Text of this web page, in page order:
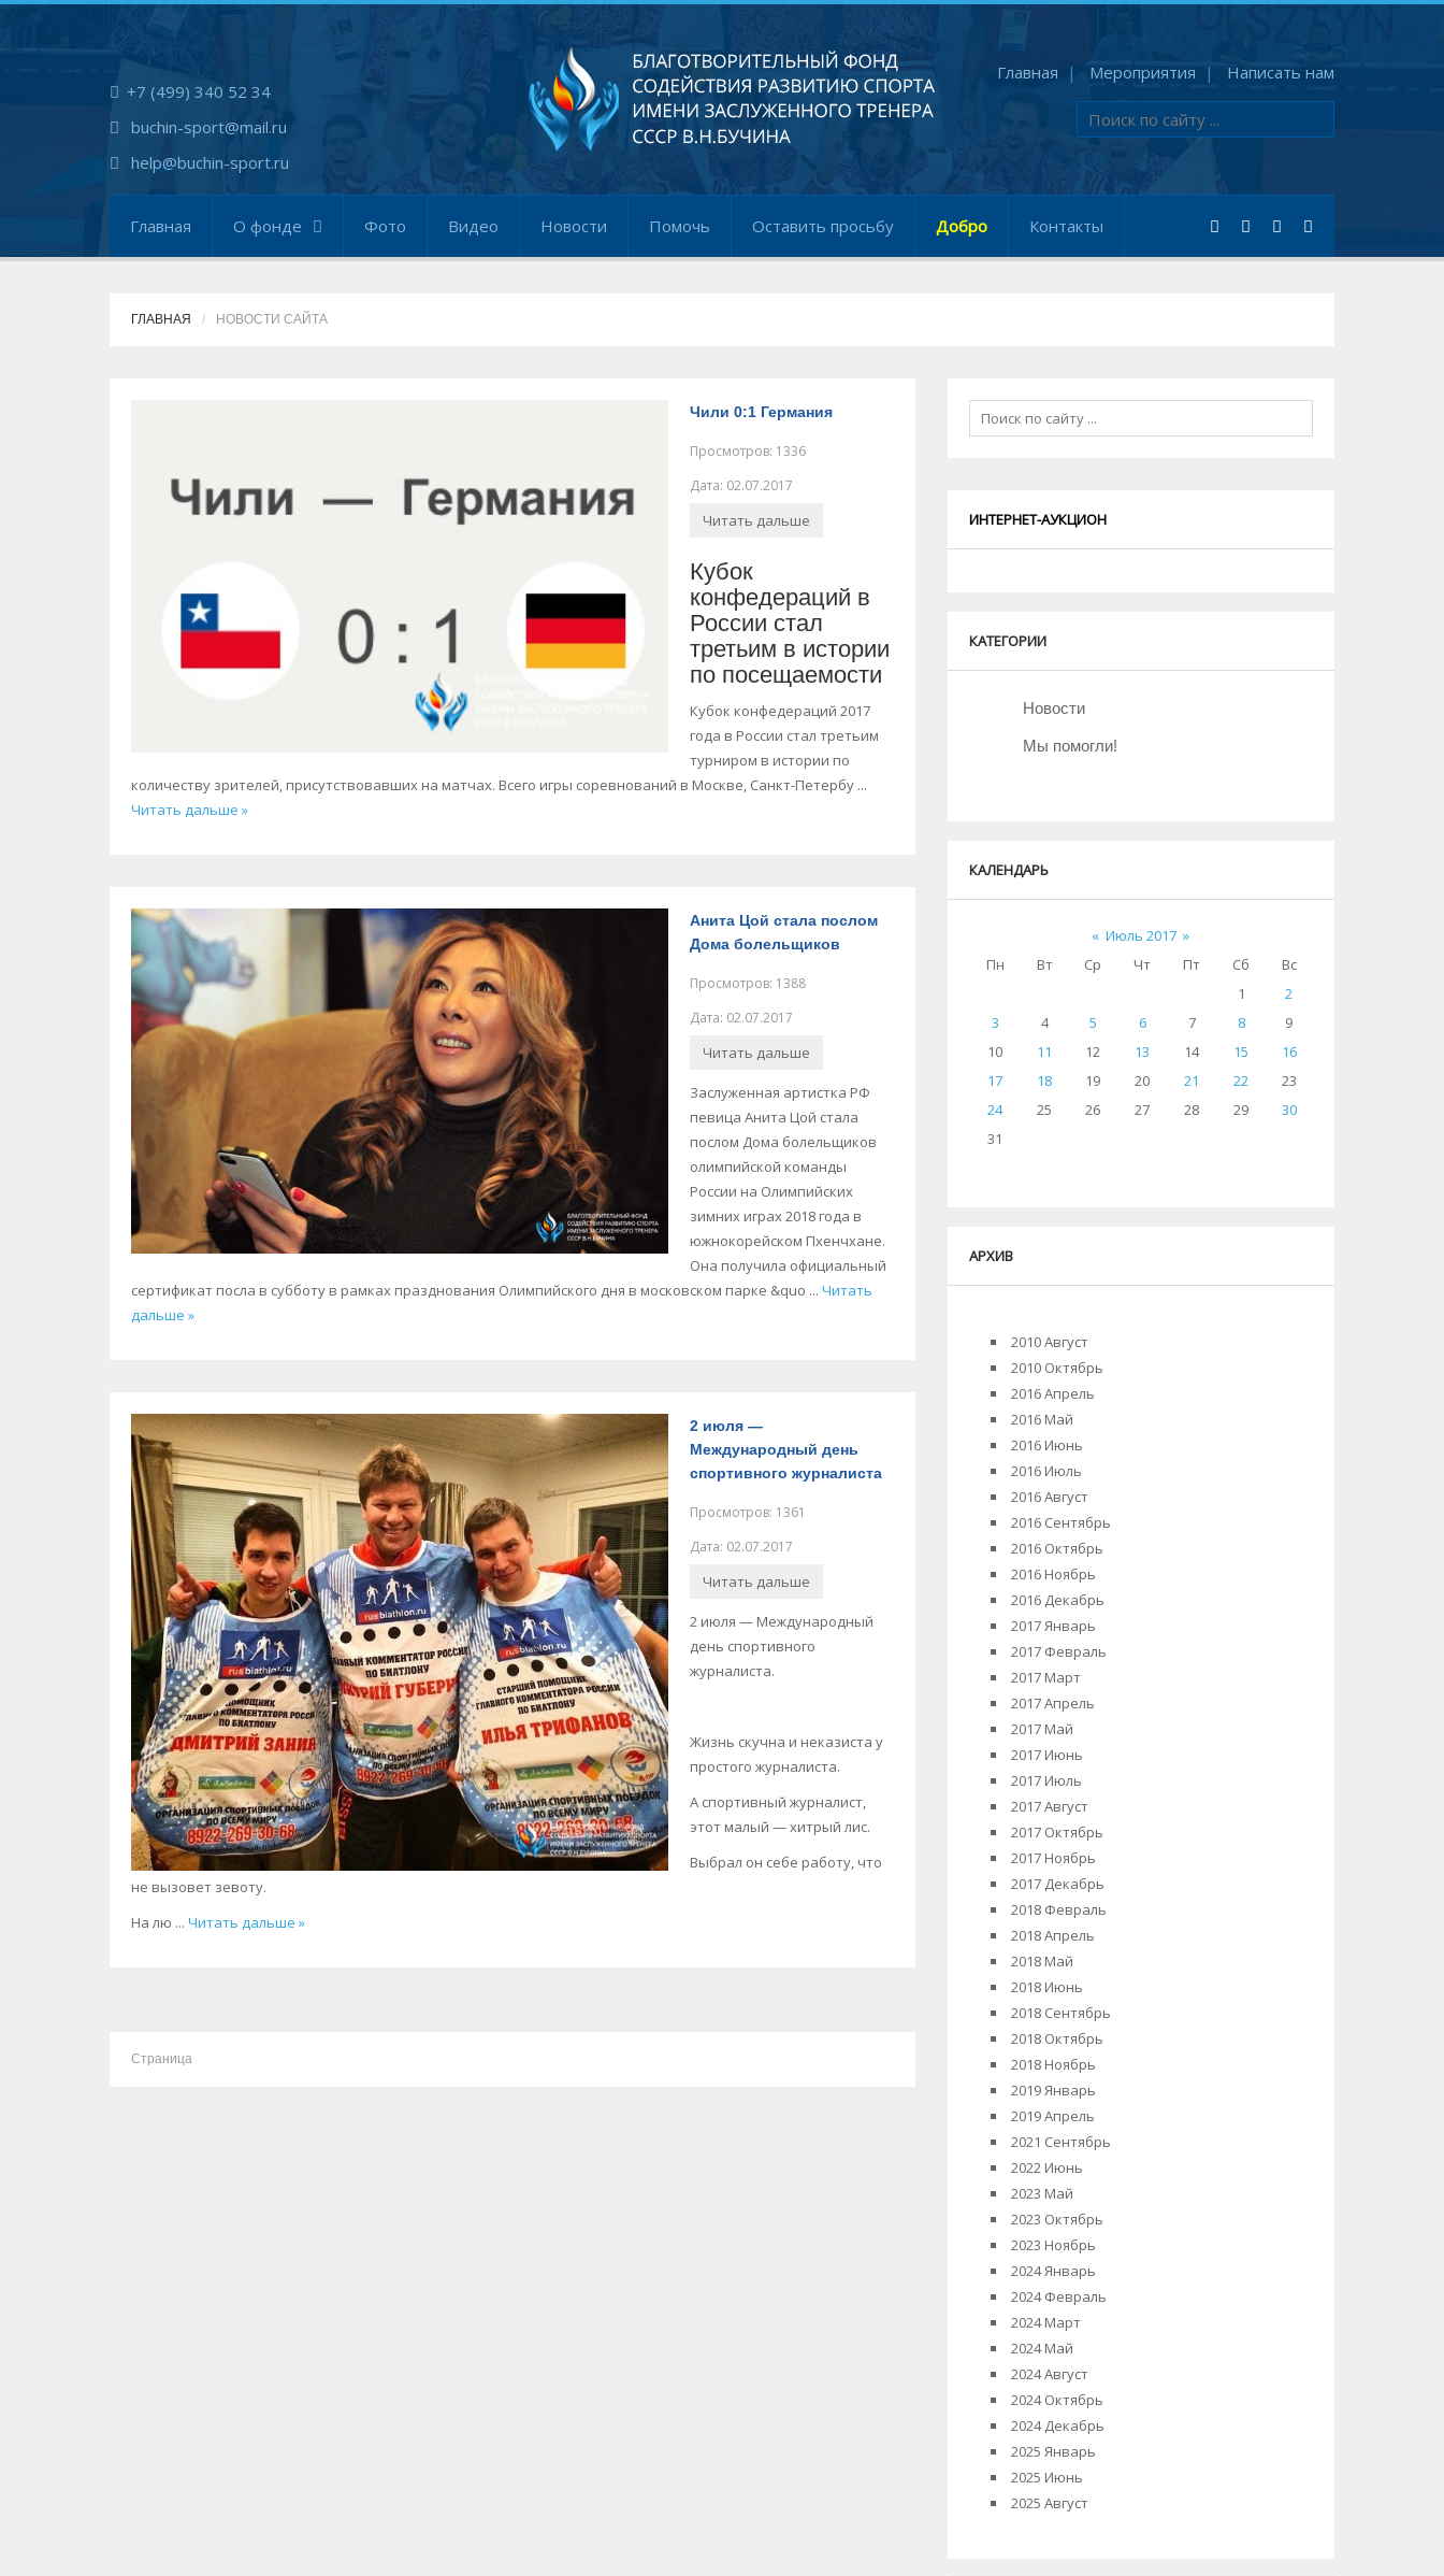
+7 (499) 340 52 34
buchin-sport@mail.ru
help@buchin-sport.ru
Главная Мероприятия Написать нам
Главная О фонде Фото Видео Новости Помочь Оставить просьбу Добро Контакты
ГЛАВНАЯ НОВОСТИ САЙТА
Чили 0:1 Германия
Просмотров: 1336
Дата: 02.07.2017
Читать дальше
Кубок
конфедераций в
России стал
третьим в истории
по посещаемости
Кубок конфедераций 2017
года в России стал третьим
турниром в истории по
количеству зрителей, присутствовавших на матчах. Всего игры соревнований в Москве, Санкт-Петербу ...
Читать дальше »
Анита Цой стала послом
Дома болельщиков
Просмотров: 1388
Дата: 02.07.2017
Читать дальше
Заслуженная артистка РФ
певица Анита Цой стала
послом Дома болельщиков
олимпийской команды
России на Олимпийских
зимних играх 2018 года в
южнокорейском Пхенчхане.
Она получила официальный
сертификат посла в субботу в рамках празднования Олимпийского дня в московском парке &quo ... Читать
дальше »
2 июля —
Международный день
спортивного журналиста
Просмотров: 1361
Дата: 02.07.2017
Читать дальше
2 июля — Международный
день спортивного
журналиста.
Жизнь скучна и неказиста у
простого журналиста.
А спортивный журналист,
этот малый — хитрый лис.
Выбрал он себе работу, что
не вызовет зевоту.
На лю ... Читать дальше »
Страница
ИНТЕРНЕТ-АУКЦИОН
КАТЕГОРИИ
Новости
Мы помогли!
КАЛЕНДАРЬ
« Июль 2017 »
Пн
Вт Ср Чт Пт Сб
Вс
1
2
3
4 5 6 7 8
9
10
11 12 13 14 15
16
17
18 19 20 21 22
23
24
25 26 27 28 29
30
31
АРХИВ
2010 Август
2010 Октябрь
2016 Апрель
2016 Май
2016 Июнь
2016 Июль
2016 Август
2016 Сентябрь
2016 Октябрь
2016 Ноябрь
2016 Декабрь
2017 Январь
2017 Февраль
2017 Март
2017 Апрель
2017 Май
2017 Июнь
2017 Июль
2017 Август
2017 Октябрь
2017 Ноябрь
2017 Декабрь
2018 Февраль
2018 Апрель
2018 Май
2018 Июнь
2018 Сентябрь
2018 Октябрь
2018 Ноябрь
2019 Январь
2019 Апрель
2021 Сентябрь
2022 Июнь
2023 Май
2023 Октябрь
2023 Ноябрь
2024 Январь
2024 Февраль
2024 Март
2024 Май
2024 Август
2024 Октябрь
2024 Декабрь
2025 Январь
2025 Июнь
2025 Август